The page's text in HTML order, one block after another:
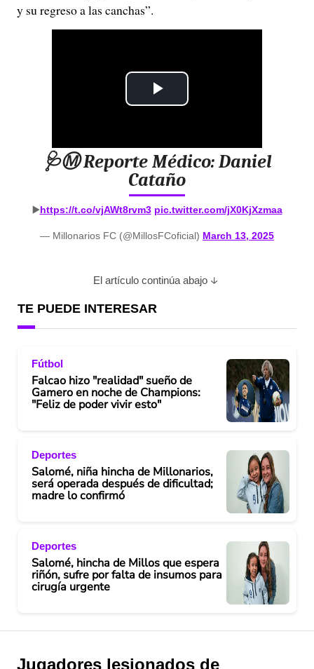
y su regreso a las canchas”.
P
a
y
V
e
🩺Ⓜ️ Reporte Médico: Daniel
Cataño
▶️https://t.co/vjAWt8rvm3 pic.twitter.com/jX0KjXzmaa
— Millonarios FC (@MillosFCoficial) March 13, 2025
El artículo continúa abajo
TE PUEDE INTERESAR
Fútbol
Falcao hizo "realidad" sueño de
Gamero en noche de Champions:
"Feliz de poder vivir esto"
Deportes
Salomé, niña hincha de Millonarios,
será operada después de dificultad;
madre lo confirmó
Deportes
Salomé, hincha de Millos que espera
riñón, sufre por falta de insumos para
cirugía urgente
Jugadores lesionados de